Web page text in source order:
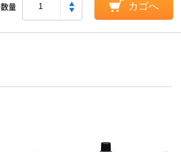
数量 カゴへ